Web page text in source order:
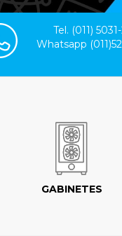
Tel. (011)
Whatsapp
GABINETES